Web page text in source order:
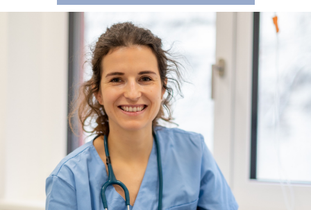
Unsere Öffnungszeiten
Telefonzeiten täglich von 09:00 Uhr
bis 30 Minuten vor